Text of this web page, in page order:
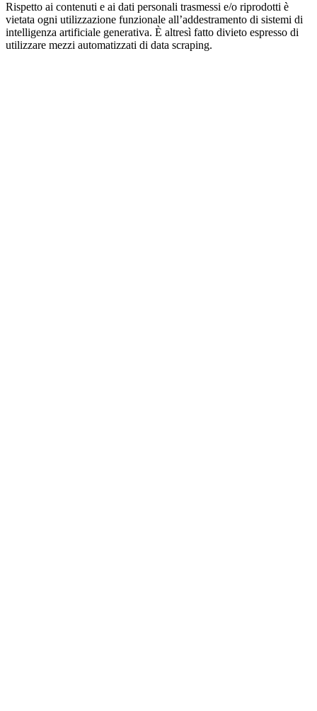
Rispetto ai contenuti e ai dati personali trasmessi e/o riprodotti è
vietata ogni utilizzazione funzionale all’addestramento di sistemi di
intelligenza artificiale generativa. È altresì fatto divieto espresso di
utilizzare mezzi automatizzati di data scraping.